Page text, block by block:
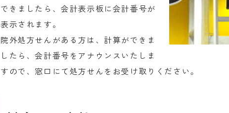
できましたら、会計表示板に会計番号が
表示されます。
院外処方せんがある方は、計算ができま
したら、会計番号をアナウンスいたしま
すので、窓口にて処方せんをお受け取りください。